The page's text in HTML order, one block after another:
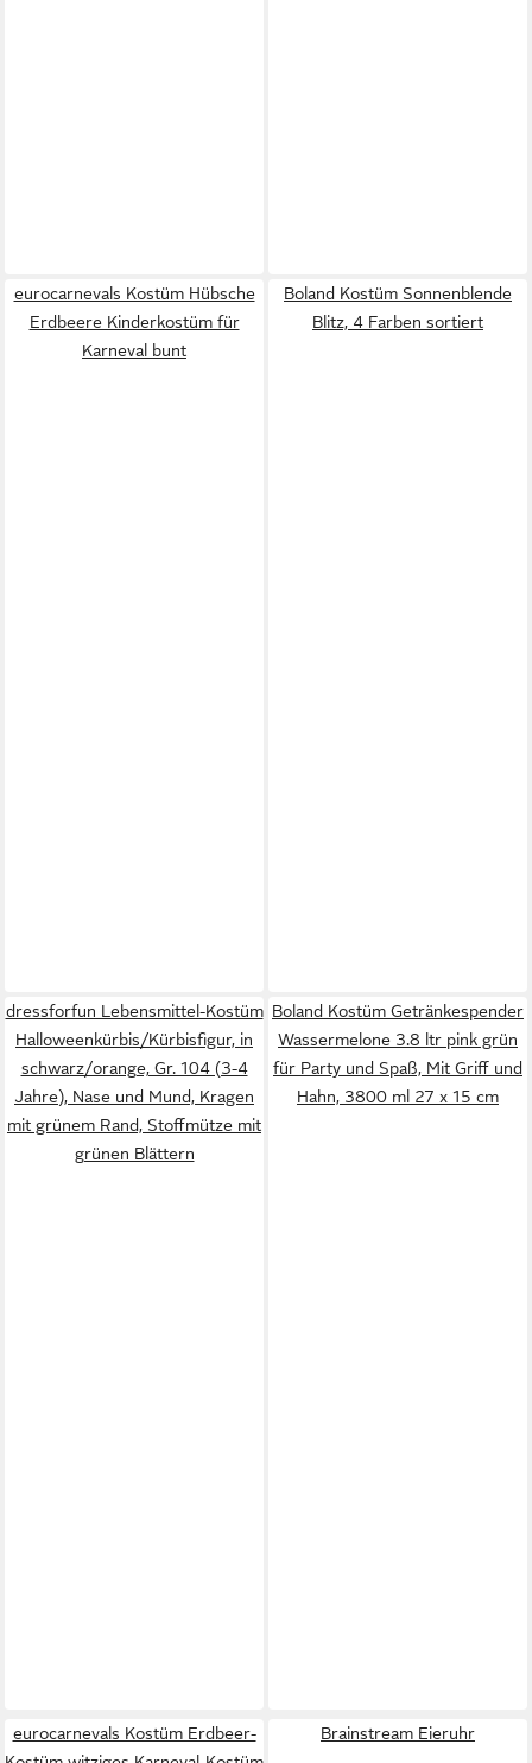
eurocarnevals Kostüm Hübsche
Erdbeere Kinderkostüm für
Karneval bunt
Boland Kostüm Sonnenblende
Blitz, 4 Farben sortiert
dressforfun Lebensmittel-Kostüm
Halloweenkürbis/Kürbisfigur, in
schwarz/orange, Gr. 104 (3-4
Jahre), Nase und Mund, Kragen
mit grünem Rand, Stoffmütze mit
grünen Blättern
Boland Kostüm Getränkespender
Wassermelone 3.8 ltr pink grün
für Party und Spaß, Mit Griff und
Hahn, 3800 ml 27 x 15 cm
eurocarnevals Kostüm Erdbeer-
Brainstream Eieruhr